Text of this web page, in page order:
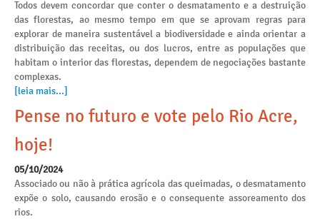
Todos devem concordar que conter o desmatamento e a destruição
das florestas, ao mesmo tempo em que se aprovam regras para
explorar de maneira sustentável a biodiversidade e ainda orientar a
distribuição das receitas, ou dos lucros, entre as populações que
habitam o interior das florestas, dependem de negociações bastante
complexas.
[leia mais...]
Pense no futuro e vote pelo Rio Acre,
hoje!
05/10/2024
Associado ou não à prática agrícola das queimadas, o desmatamento
expõe o solo, causando erosão e o consequente assoreamento dos
rios.